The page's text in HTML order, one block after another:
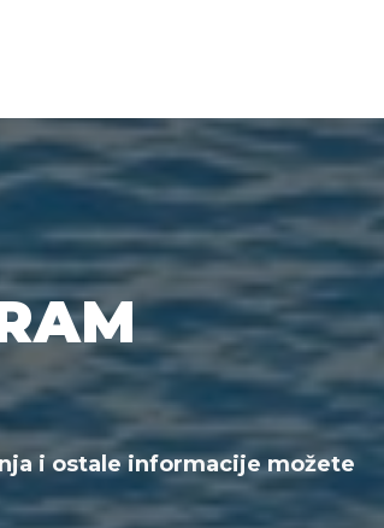
i ostale informacije možete